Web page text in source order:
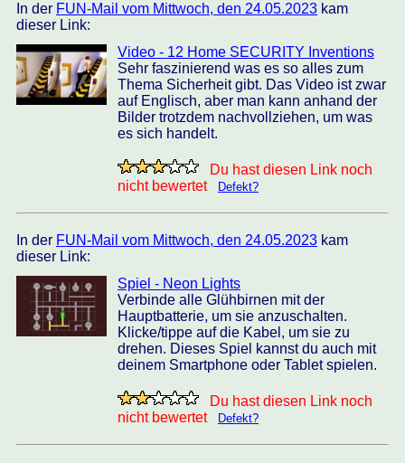
In der FUN-Mail vom Mittwoch, den 24.05.2023 kam
dieser Link:
Video - 12 Home SECURITY Inventions
Sehr faszinierend was es so alles zum
Thema Sicherheit gibt. Das Video ist zwar
auf Englisch, aber man kann anhand der
Bilder trotzdem nachvollziehen, um was
es sich handelt.
Du hast diesen Link noch
nicht bewertet
Defekt?
In der FUN-Mail vom Mittwoch, den 24.05.2023 kam
dieser Link:
Spiel - Neon Lights
Verbinde alle Glühbirnen mit der
Hauptbatterie, um sie anzuschalten.
Klicke/tippe auf die Kabel, um sie zu
drehen. Dieses Spiel kannst du auch mit
deinem Smartphone oder Tablet spielen.
Du hast diesen Link noch
nicht bewertet
Defekt?